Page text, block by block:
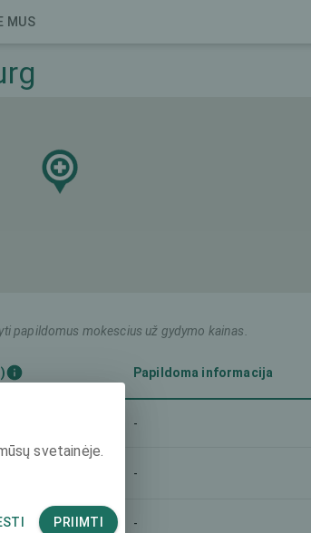
MUS
papildomus mokescius už gydymo kainas.
Papildoma informacija
-
-
-
svetainėje.
PRIIMTI